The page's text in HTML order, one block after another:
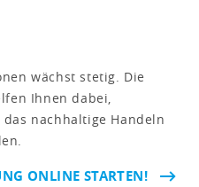
wächst stetig. Die
Ihnen dabei,
nachhaltige Handeln
ONLINE STARTEN!